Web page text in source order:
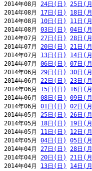
2014年08月 24日(日) 25日(
2014年08月 17日(日) 18日(
2014年08月 10日(日) 11日(
2014年08月 03日(日) 04日(
2014年07月 27日(日) 28日(
2014年07月 20日(日) 21日(
2014年07月 13日(日) 14日(
2014年07月 06日(日) 07日(
2014年06月 29日(日) 30日(
2014年06月 22日(日) 23日(
2014年06月 15日(日) 16日(
2014年06月 08日(日) 09日(
2014年06月 01日(日) 02日(
2014年05月 25日(日) 26日(
2014年05月 18日(日) 19日(
2014年05月 11日(日) 12日(
2014年05月 04日(日) 05日(
2014年04月 27日(日) 28日(
2014年04月 20日(日) 21日(
2014年04月 13日(日) 14日(